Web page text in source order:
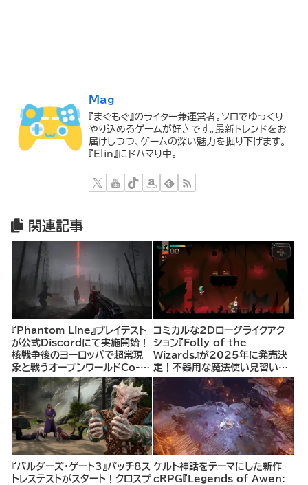
Mag
『まぐもぐ』のライター兼運営者。ソロでゆっくり
やり込めるゲームが好きです。最新トレンドをお
届けしつつ、ゲームの深い魅力を掘り下げます。
『Elin』にドハマり中。
関連記事
『Phantom Line』プレイテスト
が公式Discordにて実施開始！
核戦争後のヨーロッパで超常現
象と戦うオープンワールドCo-
opシューター
コミカルな2Dローグライクアク
ション『Folly of the
Wizards』が2025年に発売決
定！不器用な魔法使い見習いと
して、ランダム生成ダンジョンを
探索し、世界を救う冒険へ。
『バルダーズ・ゲート3』パッチ8ス
トレステストがスタート！クロスプ
ケルト神話をテーマにした新作
cRPG『Legends of Awen: